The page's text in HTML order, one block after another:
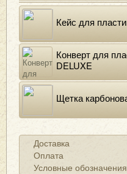
Кейс для
Конверт для
DELUXE
Щетка
Доставка
Оплата
Условные обозначения